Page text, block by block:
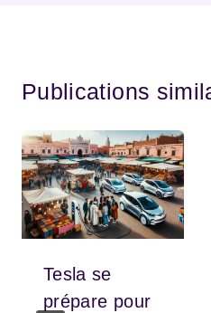
Publications
Tesla se
prépare pour